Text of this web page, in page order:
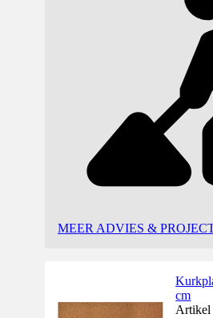
MEER ADVIES &
cm
Artikel